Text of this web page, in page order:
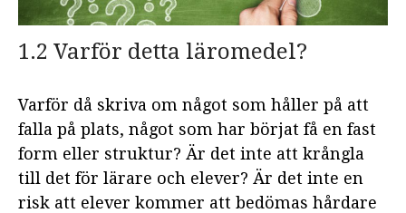
på gymnasieskolans
högskoleförberedande program
1.2 Varför detta läromedel?
1.3 Därför detta läromedel!
1.4 Grundprinciper, struktur och
KAPITEL 2: KUNSKAP OCH
VETENSKAP
1.2 Varför detta läromedel?
Varför då skriva om något som håller på att
falla på plats, något som har börjat få en fast
form eller struktur? Är det inte att krångla
till det för lärare och elever? Är det inte en
risk att elever kommer att bedömas hårdare